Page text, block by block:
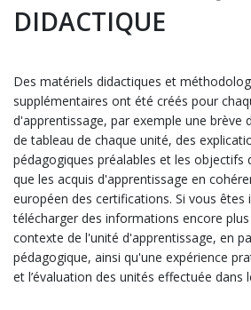
DIDACTIQUE
Des matériels didactiques et
supplémentaires ont été créés pour
d'apprentissage, par exemple une brève
de tableau de chaque unité, des
pédagogiques préalables et les objectifs
que les acquis d'apprentissage en
européen des certifications. Si vous êtes
télécharger des informations encore
contexte de l'unité d'apprentissage, en
pédagogique, ainsi qu'une expérience
et l’évaluation des unités effectuée dans